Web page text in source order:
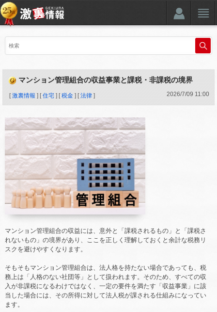
マンション管理組合の収益事業と課税・非課税の境界
[激裏情報 ] [住宅 ] [税金 ] [法律 ] 2026/7/09 11:00
マンション管理組合の収益には、意外と「課税されるもの」と「課税さ
れないもの」の境界があり、ここを正しく理解しておくと余計な税務リ
スクを避けやすくなります。
そもそもマンション管理組合は、法人格を持たない場合であっても、税
務上は「人格のない社団等」として扱われます。そのため、すべての収
入が非課税になるわけではなく、一定の要件を満たす「収益事業」に該
当した場合には、その所得に対して法人税が課される仕組みになってい
ます。